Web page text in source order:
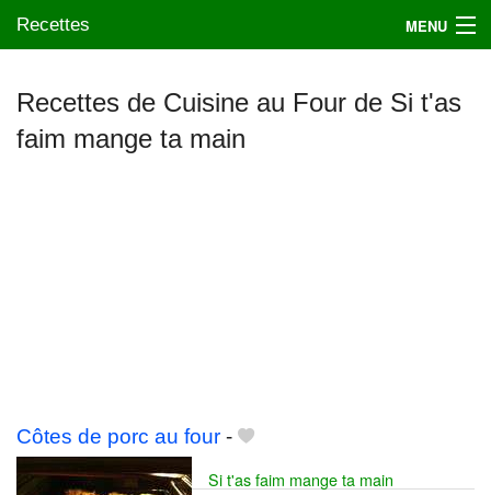
Recettes MENU
Mes blogs préférés
Recettes de Cuisine au Four de Si t'as
faim mange ta main
Côtes de porc au four -
Si t'as faim mange ta main